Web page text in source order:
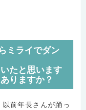
ミライでダン
たと思います
りますか？
前年長さんが踊っ